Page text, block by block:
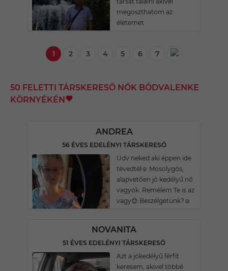
megoszthatom az
életemet
1 2 3 4 5 6 7
50 FELETTI TÁRSKERESŐ NŐK BÓDVALENKE
KÖRNYÉKÉN
ANDREA
56 ÉVES EDELÉNYI TÁRSKERESŐ
Üdv neked aki éppen ide
tévedtél☺️ Mosolygós,
alapvetően jó kedélyű nő
vagyok. Remélem Te is az
vagy😊 Beszélgetünk?☺️
NOVANITA
51 ÉVES EDELÉNYI TÁRSKERESŐ
Azt a jókedélyű férfit
keresem, akivel többé